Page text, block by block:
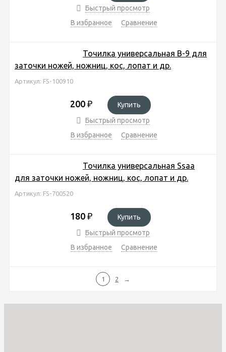
Быстрый просмотр
В избранное
Сравнение
Точилка универсальная B-9 для
заточки ножей, ножниц, кос, лопат и др.
Артикул: FS-100910
200 ₽
Купить
Быстрый просмотр
В избранное
Сравнение
Точилка универсальная Ssaa
для заточки ножей, ножниц, кос, лопат и др.
Артикул: FS-700520
180 ₽
Купить
Быстрый просмотр
В избранное
Сравнение
1 2 →